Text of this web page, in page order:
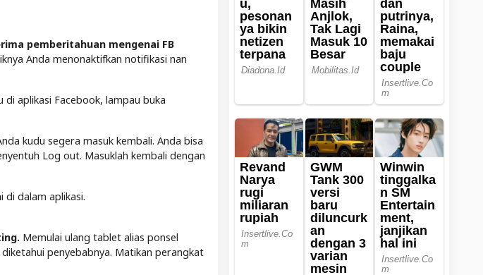
pemberitahuan mengenai FB
Anda menonaktifkan notifikasi nan
aplikasi Facebook, lampau buka
kudu segera masuk kembali. Anda bisa
Log out. Masuklah kembali dengan
di dalam aplikasi.
Memulai ulang tablet alias ponsel
penyebabnya. Matikan perangkat